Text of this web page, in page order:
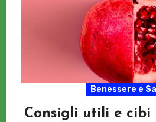
Benessere e
Consigli utili e cibi